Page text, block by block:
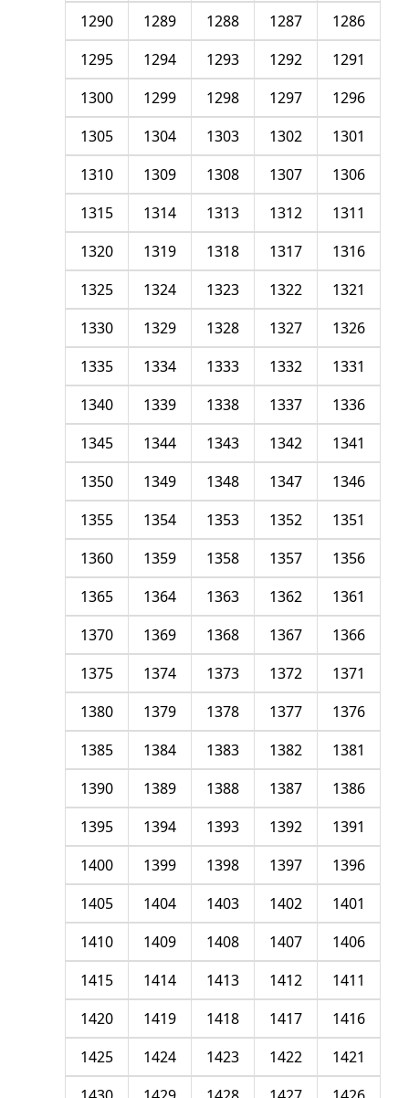
1286
1287
1288
1289
1290
1291
1292
1293
1294
1295
1296
1297
1298
1299
1300
1301
1302
1303
1304
1305
1306
1307
1308
1309
1310
1311
1312
1313
1314
1315
1316
1317
1318
1319
1320
1321
1322
1323
1324
1325
1326
1327
1328
1329
1330
1331
1332
1333
1334
1335
1336
1337
1338
1339
1340
1341
1342
1343
1344
1345
1346
1347
1348
1349
1350
1351
1352
1353
1354
1355
1356
1357
1358
1359
1360
1361
1362
1363
1364
1365
1366
1367
1368
1369
1370
1371
1372
1373
1374
1375
1376
1377
1378
1379
1380
1381
1382
1383
1384
1385
1386
1387
1388
1389
1390
1391
1392
1393
1394
1395
1396
1397
1398
1399
1400
1401
1402
1403
1404
1405
1406
1407
1408
1409
1410
1411
1412
1413
1414
1415
1416
1417
1418
1419
1420
1421
1422
1423
1424
1425